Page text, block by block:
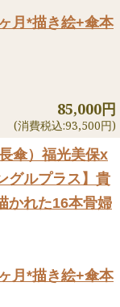
月*描き絵+傘本
85,000円
(消費税込:93,500円)
傘） 福光美保x
グルプラス】貴
かれた16本骨婦
月*描き絵+傘本